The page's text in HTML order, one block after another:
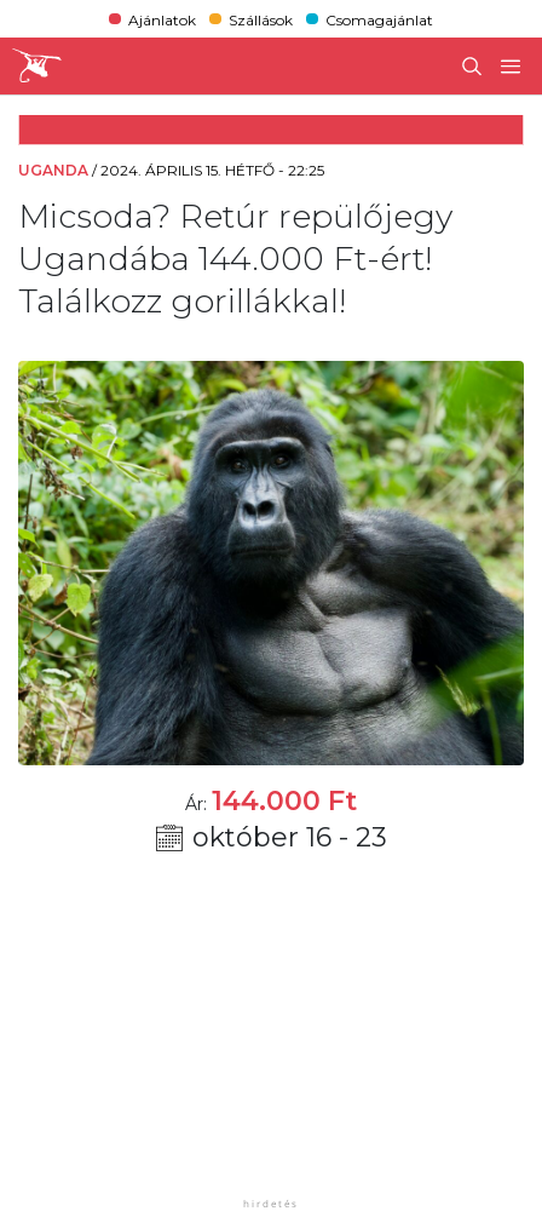
Ajánlatok Szállások Csomagajánlat
UGANDA /2024. ÁPRILIS 15. HÉTFŐ - 22:25
Micsoda? Retúr repülőjegy
Ugandába 144.000 Ft-ért!
Találkozz gorillákkal!
Ár: 144.000 Ft
október 16 - 23